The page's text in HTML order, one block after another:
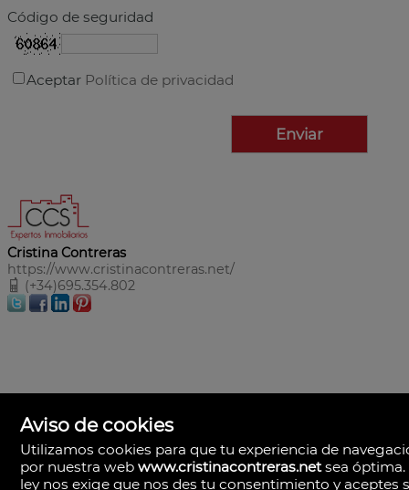
Código de seguridad
Aceptar Política de privacidad
Cristina Contreras
https://www.cristinacontreras.net/
(+34)695.354.802
Aviso de cookies
Utilizamos cookies para que tu experiencia de
por nuestra webwww.cristinacontreras.netsea óptima.
ley nos exige que nos des tu consentimiento y aceptes